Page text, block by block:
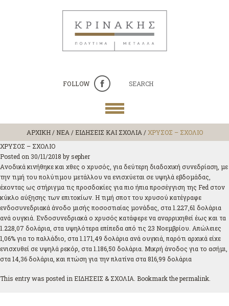
FOLLOW SEARCH
ΑΡΧΙΚΗ/ ΝΕΑ / ΕΙΔΗΣΕΙΣ ΚΑΙ ΣΧΟΛΙΑ /ΧΡΥΣΟΣ – ΣΧΟΛΙΟ
ΧΡΥΣΟΣ – ΣΧΟΛΙΟ
Posted on 30/11/2018 bysepher
Aνοδικά κινήθηκε και χθες ο χρυσός, για δεύτερη διαδοχική συνεδρίαση, με
την τιμή του πολύτιμου μετάλλου να ενισχύεται σε υψηλά εβδομάδας,
έχοντας ως στήριγμα τις προσδοκίες για πιο ήπια προσέγγιση της Fed στον
κύκλο αύξησης των επιτοκίων. Η τιμή σποτ του χρυσού κατέγραφε
ενδοσυνεδριακά άνοδο μισής ποσοστιαίας μονάδας, στα 1.227,61 δολάρια
ανά ουγκιά. Ενδοσυνεδριακά ο χρυσός κατάφερε να αναρριχηθεί έως και τα
1.228,07 δολάρια, στα υψηλότερα επίπεδα από τις 23 Νοεμβρίου. Απώλειες
1,06% για το παλλάδιο, στα 1.171,49 δολάρια ανά ουγκιά, παρότι αρχικά είχε
ενισχυθεί σε υψηλά ρεκόρ, στα 1.186,50 δολάρια. Μικρή άνοδος για το ασήμι,
στα 14,36 δολάρια, και πτώση για την πλατίνα στα 816,99 δολάρια
This entry was posted in ΕΙΔΗΣΕΙΣ & ΣΧΟΛΙΑ . Bookmark thepermalink